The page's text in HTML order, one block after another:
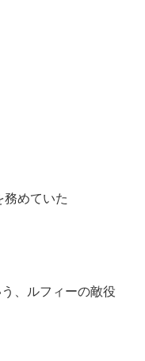
務めていた
、ルフィーの敵役